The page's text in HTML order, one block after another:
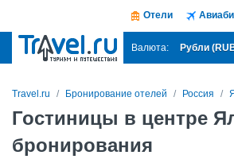
Отели
Валюта: Рубли
Travel.ru Бронирование отелей Россия
Гостиницы в центре
бронирования